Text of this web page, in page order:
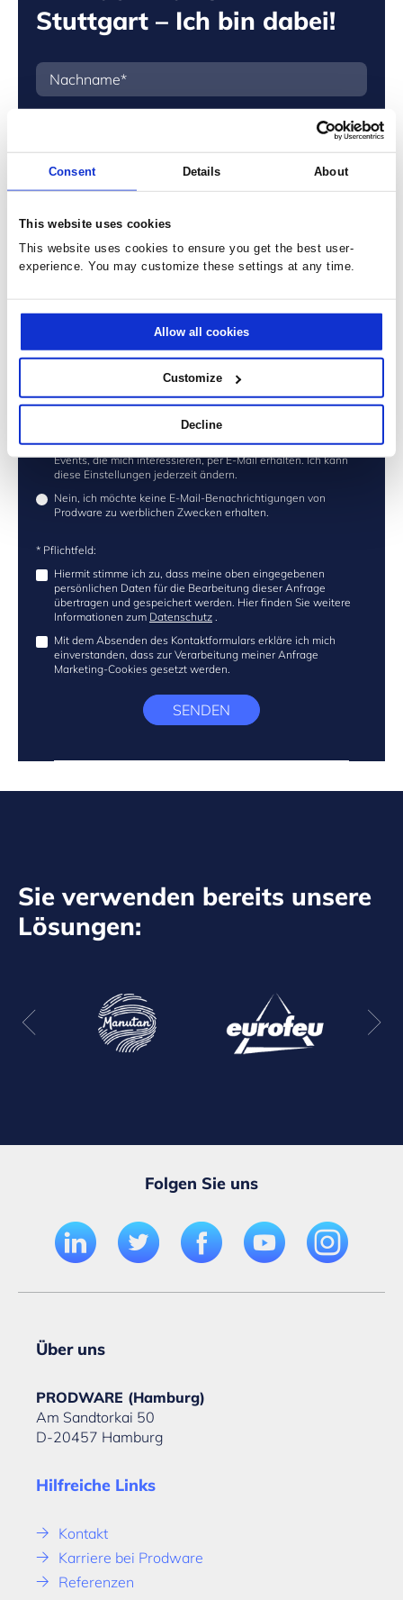
Consent Details About
This website uses cookies
This website uses cookies to ensure you get the best user-
experience. You may customize these settings at any time.
Allow all cookies
Customize
Decline
Stuttgart – Ich bin dabei!
* Bitte wählen Sie eine der folgenden Optionen:
Ja, ich möchte Informationen zu den Produkten, News und
Events, die mich interessieren, per E-Mail erhalten. Ich kann
diese Einstellungen jederzeit ändern.
Nein, ich möchte keine E-Mail-Benachrichtigungen von
Prodware zu werblichen Zwecken erhalten.
* Pflichtfeld:
Hiermit stimme ich zu, dass meine oben eingegebenen
persönlichen Daten für die Bearbeitung dieser Anfrage
übertragen und gespeichert werden. Hier finden Sie weitere
Informationen zum Datenschutz .
Mit dem Absenden des Kontaktformulars erkläre ich mich
einverstanden, dass zur Verarbeitung meiner Anfrage
Marketing-Cookies gesetzt werden.
SENDEN
Sie verwenden bereits unsere
Lösungen:
Folgen Sie uns
Über uns
PRODWARE (Hamburg)
Am Sandtorkai 50
D-20457 Hamburg
Hilfreiche Links
Kontakt
Karriere bei Prodware
Referenzen